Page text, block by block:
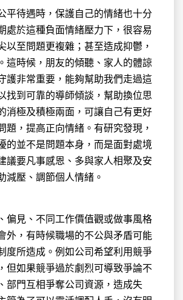
平待遇時，保護自己的情緒也十分
處於這種負面情緒壓力下，很容易
以至問題更複雜；甚至造成抑鬱，
這時候，朋友的傾聽、家人的體諒
護非常重要，能夠幫助我們走過這
找到可靠的導師傾談，幫助換位思
消極及積極兩面，可讓自己有更好
題，提高正向情緒。有研究發現，
的並不是問題本身，而是面對處境
議要凡事感恩、多與家人相聚及安
減壓、調節個人情緒。
偏見、不同工作價值觀或做事風格
外，有時候職場的不公與矛盾可能
度所造成。例如公司希望利用競爭
但如果競爭過於劇烈可導致爭論不
部門互相爭奪公司資源，造成失